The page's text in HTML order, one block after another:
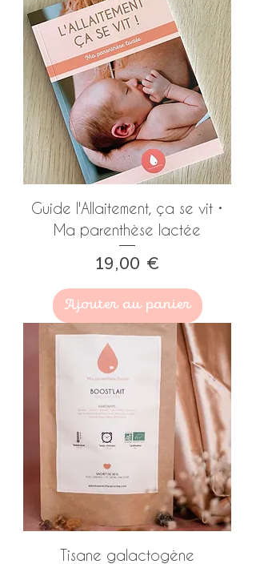
Guide l'Allaitement, ça se vit •
Ma parenthèse lactée
Prix
19,00 €
Ajouter au panier
Tisane galactogène